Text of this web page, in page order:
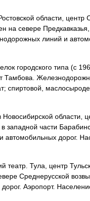
области, центр
на севере
линий и
городского типа (с
Тамбова.
спиртовой,
области,
западной части
автомобильных дорог.
театр. Тула, центр
Среднерусской
Аэропорт.